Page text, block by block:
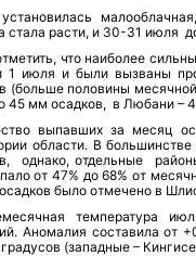
стала расти, и 30-31 июля
что наиболее
1 июля и были вызваны
(больше половины
45 мм осадков, в Любани –
выпавших за месяц
области. В
однако, отдельные
от 47% до 68% от
было отмечено в
температура
Аномалия составила от
градусов (западные –